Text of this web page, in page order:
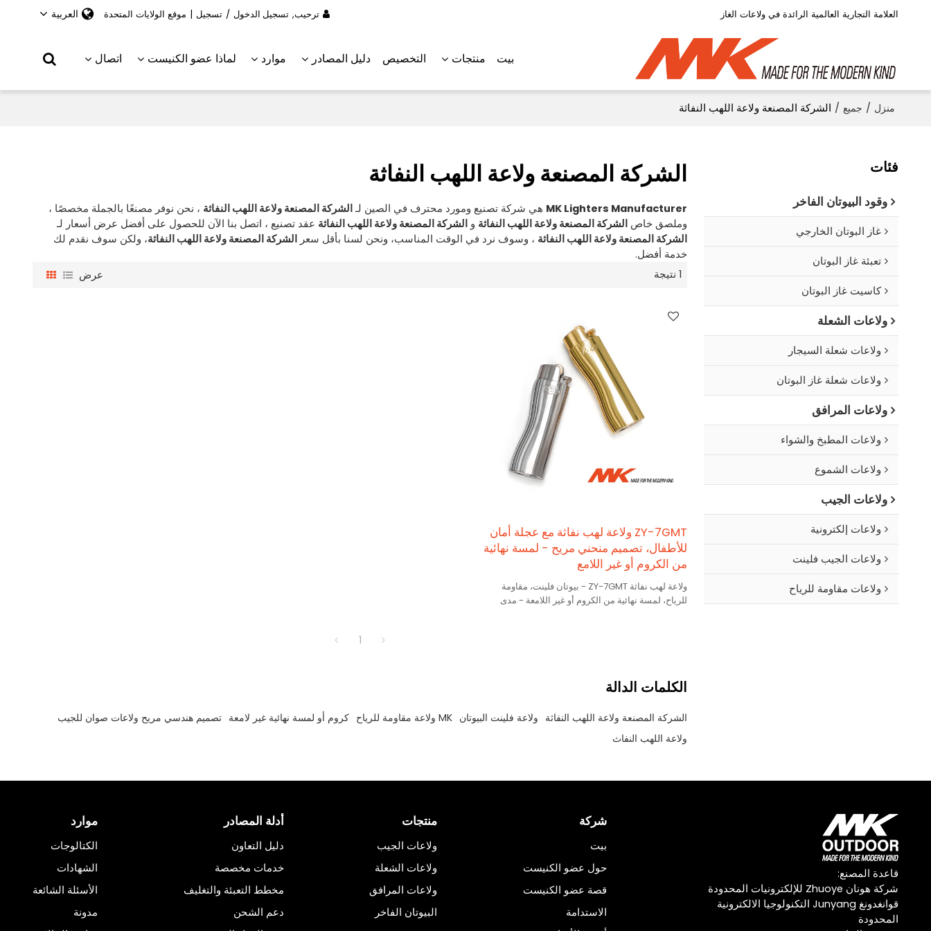
العلامة التجارية العالمية الرائدة في ولاعات الغاز ترحيب, تسجيل الدخول / تسجيل | موقع الولايات المتحدة العربية
بيت منتجات التخصيص دليل المصادر موارد لماذا عضو الكنيست اتصال
منزل / جميع / الشركة المصنعة ولاعة اللهب النفاثة
الشركة المصنعة ولاعة اللهب النفاثة
MK Lighters Manufacturer هي شركة تصنيع ومورد محترف في الصين لـالشركة المصنعة ولاعة اللهب النفاثة ، نحن نوفر مصنعًا بالجملة مخصصًا ،
وملصق خاص الشركة المصنعة ولاعة اللهب النفاثة و الشركة المصنعة ولاعة اللهب النفاثة عقد تصنيع ، اتصل بنا الآن للحصول على أفضل عرض أسعار لـ
الشركة المصنعة ولاعة اللهب النفاثة ، وسوف نرد في الوقت المناسب، ونحن لسنا بأقل سعر الشركة المصنعة ولاعة اللهب النفاثة، ولكن سوف نقدم لك
خدمة أفضل.
1 نتيجة
عرض
ZY-7GMT ولاعة لهب نفاثة مع عجلة أمان
للأطفال، تصميم منحني مريح - لمسة نهائية
من الكروم أو غير اللامع
ولاعة لهب نفاثة ZY-7GMT - بيوتان فلينت، مقاومة
للرياح، لمسة نهائية من الكروم أو غير اللامعة - مدى
1
الكلمات الدالة
الشركة المصنعة ولاعة اللهب النفاثة ولاعة فلينت البيوتان MK ولاعة مقاومة للرياح كروم أو لمسة نهائية غير لامعة تصميم هندسي مريح ولاعات صوان للجيب
ولاعة اللهب النفاث
فئات
وقود البيوتان الفاخر
غاز البوتان الخارجي
تعبئة غاز البوتان
كاسيت غاز البوتان
ولاعات الشعلة
ولاعات شعلة السيجار
ولاعات شعلة غاز البوتان
ولاعات المرافق
ولاعات المطبخ والشواء
ولاعات الشموع
ولاعات الجيب
ولاعات إلكترونية
ولاعات الجيب فلينت
ولاعات مقاومة للرياح
قاعدة المصنع:
شركة هونان Zhuoye للإلكترونيات المحدودة
قوانغدونغ Junyang التكنولوجيا الالكترونية
المحدودة
شركة
بيت
حول عضو الكنيست
قصة عضو الكنيست
الاستدامة
منتجات
ولاعات الجيب
ولاعات الشعلة
ولاعات المرافق
البيوتان الفاخر
أدلة المصادر
دليل التعاون
خدمات مخصصة
مخطط التعبئة والتغليف
دعم الشحن
موارد
الكتالوجات
الشهادات
الأسئلة الشائعة
مدونة